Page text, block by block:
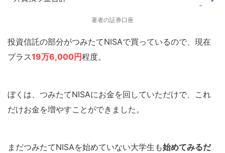
著者の証券口座
投資信託の部分がつみたてNISAで買っているので、現在
プラス19万6,000円程度。
ぼくは、つみたてNISAにお金を回していただけで、これ
だけお金を増やすことができました。
まだつみたてNISAを始めていない大学生も始めてみるだ